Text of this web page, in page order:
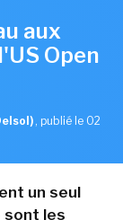
aux
Open
, publié le 02
un seul
sont les